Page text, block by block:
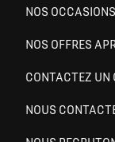
NOS
NOS OFFRES
CONTACTEZ UN
NOUS